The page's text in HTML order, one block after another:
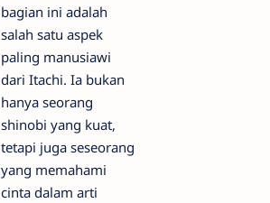
bagian ini adalah
salah satu aspek
paling manusiawi
dari Itachi. Ia bukan
hanya seorang
shinobi yang kuat,
tetapi juga seseorang
yang memahami
cinta dalam arti